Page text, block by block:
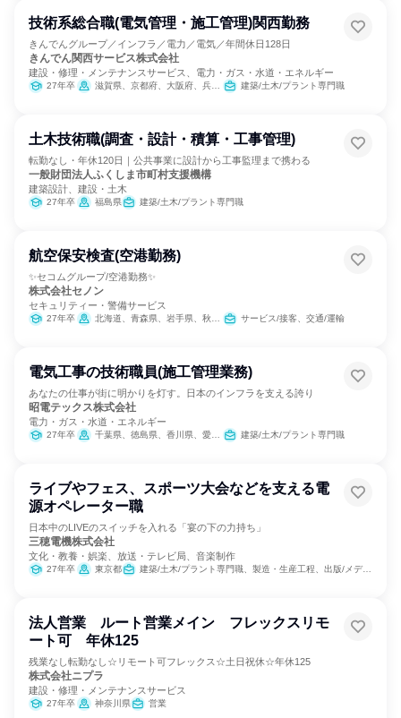
技術系総合職(電気管理・施工管理)関西勤務
きんでんグループ／インフラ／電力／電気／年間休日128日
きんでん関西サービス株式会社
建設・修理・メンテナンスサービス、電力・ガス・水道・エネルギー
27年卒 滋賀県、京都府、大阪府、兵庫県、奈良県 建築/土木/プラント専門職
土木技術職(調査・設計・積算・工事管理)
転勤なし・年休120日｜公共事業に設計から工事監理まで携わる
一般財団法人ふくしま市町村支援機構
建築設計、建設・土木
27年卒 福島県 建築/土木/プラント専門職
航空保安検査(空港勤務)
✨セコムグループ/空港勤務✨
株式会社セノン
セキュリティー・警備サービス
27年卒 北海道、青森県、岩手県、秋田県、山形県、千葉県、東京都、大阪府、兵庫県、鳥取県、岡山県、福岡県 サービス/接客、交通/運輸
電気工事の技術職員(施工管理業務)
あなたの仕事が街に明かりを灯す。日本のインフラを支える誇り
昭電テックス株式会社
電力・ガス・水道・エネルギー
27年卒 千葉県、徳島県、香川県、愛媛県、福岡県 建築/土木/プラント専門職
ライブやフェス、スポーツ大会などを支える電
源オペレーター職
日本中のLIVEのスイッチを入れる「宴の下の力持ち」
三穂電機株式会社
文化・教養・娯楽、放送・テレビ局、音楽制作
27年卒 東京都 建築/土木/プラント専門職、製造・生産工程、出版/メディア/芸能/エンタメ専門職
法人営業 ルート営業メイン フレックスリモ
ート可 年休125
残業なし転勤なし☆リモート可フレックス☆土日祝休☆年休125
株式会社ニプラ
建設・修理・メンテナンスサービス
27年卒 神奈川県 営業